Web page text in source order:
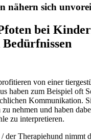
nähern sich
bei
Bedürfnissen
von einer
haben zum Beispiel oft
Kommunikation.
nehmen und haben
zu interpretieren.
der Therapiehund nimmt